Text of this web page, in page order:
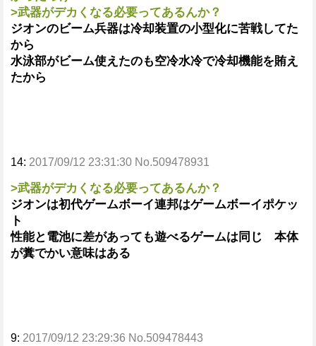
>武器がデカくなる必要ってあるんか？
ジオンのビーム兵器は冷却装置の小型化に苦戦してた
から
水泳部がビーム使えたのも空冷水冷で冷却機能を賄え
たから
14: 2017/09/12 23:31:30 No.509478931
>武器がデカくなる必要ってあるんか？
ジオンは初代ゲームボーイ連邦はゲームボーイポケッ
ト
性能と電池に差があっても遊べるゲームは同じ 本体
が糞でかい意味はある
9: 2017/09/12 23:29:36 No.509478443